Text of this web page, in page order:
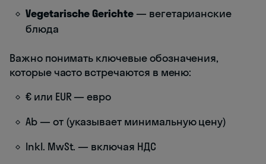
Vegetarische Gerichte— вегетарианские
блюда
Важно понимать ключевые обозначения,
которые часто встречаются в меню:
€ или EUR — евро
Ab — от (указывает минимальную цену)
Inkl. MwSt. — включая НДС